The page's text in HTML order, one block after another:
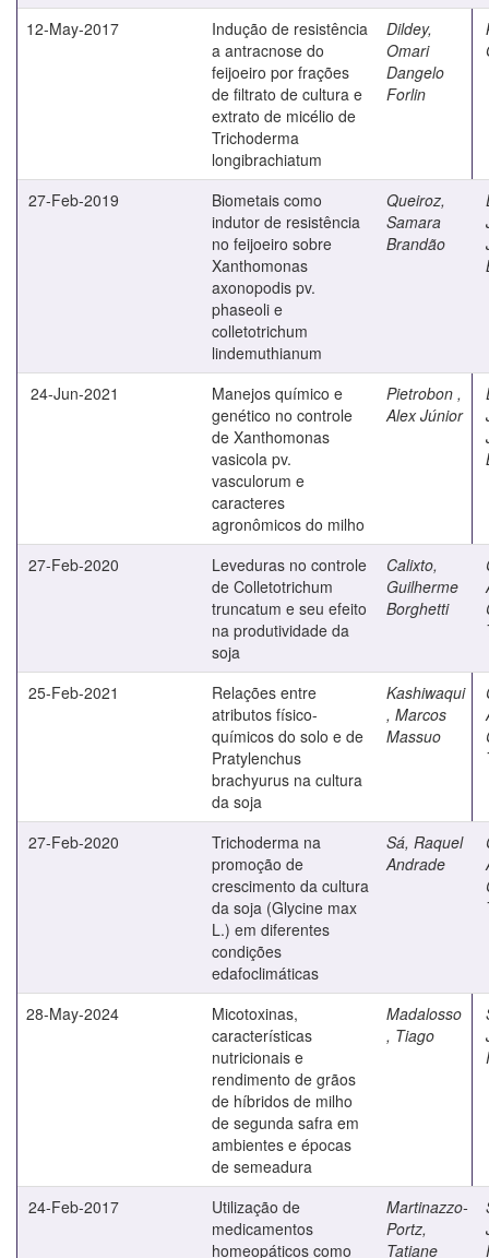
12-May-2017
Indução de resistência
a antracnose do
feijoeiro por frações
de filtrato de cultura e
extrato de micélio de
Trichoderma
longibrachiatum
Dildey,
Omari
Dangelo
Forlin
27-Feb-2019
Biometais como
indutor de resistência
no feijoeiro sobre
Xanthomonas
axonopodis pv.
phaseoli e
colletotrichum
lindemuthianum
Queiroz,
Samara
Brandão
24-Jun-2021
Manejos químico e
genético no controle
de Xanthomonas
vasicola pv.
vasculorum e
caracteres
agronômicos do milho
Pietrobon ,
Alex Júnior
27-Feb-2020
Leveduras no controle
de Colletotrichum
truncatum e seu efeito
na produtividade da
soja
Calixto,
Guilherme
Borghetti
25-Feb-2021
Relações entre
atributos físico-
químicos do solo e de
Pratylenchus
brachyurus na cultura
da soja
Kashiwaqui
, Marcos
Massuo
27-Feb-2020
Trichoderma na
promoção de
crescimento da cultura
da soja (Glycine max
L.) em diferentes
condições
edafoclimáticas
Sá, Raquel
Andrade
28-May-2024
Micotoxinas,
características
nutricionais e
rendimento de grãos
de híbridos de milho
de segunda safra em
ambientes e épocas
de semeadura
Madalosso
, Tiago
24-Feb-2017
Utilização de
medicamentos
homeopáticos como
Martinazzo-
Portz,
Tatiane